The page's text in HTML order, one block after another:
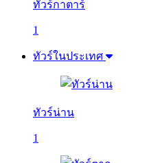
ทัวร์กาตาร์
1
ทัวร์ในประเทศ
ทัวร์น่าน
1